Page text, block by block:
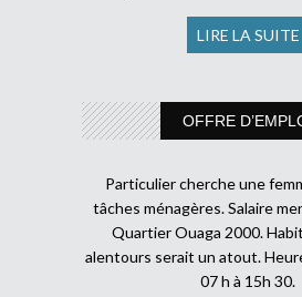
LIRE LA SUITE
OFFRE
Particulier cherche une
tâches ménagères. Salaire
Quartier Ouaga 2000.
alentours serait un atout.
07 h à 15h 30.